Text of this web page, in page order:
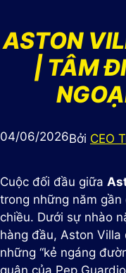
ASTON
| TÂM
04/06/2026Bởi CEO
Cuộc đối đầu giữa
trong những năm
chiều. Dưới sự nhào
hàng đầu, Aston
những “kẻ ngáng